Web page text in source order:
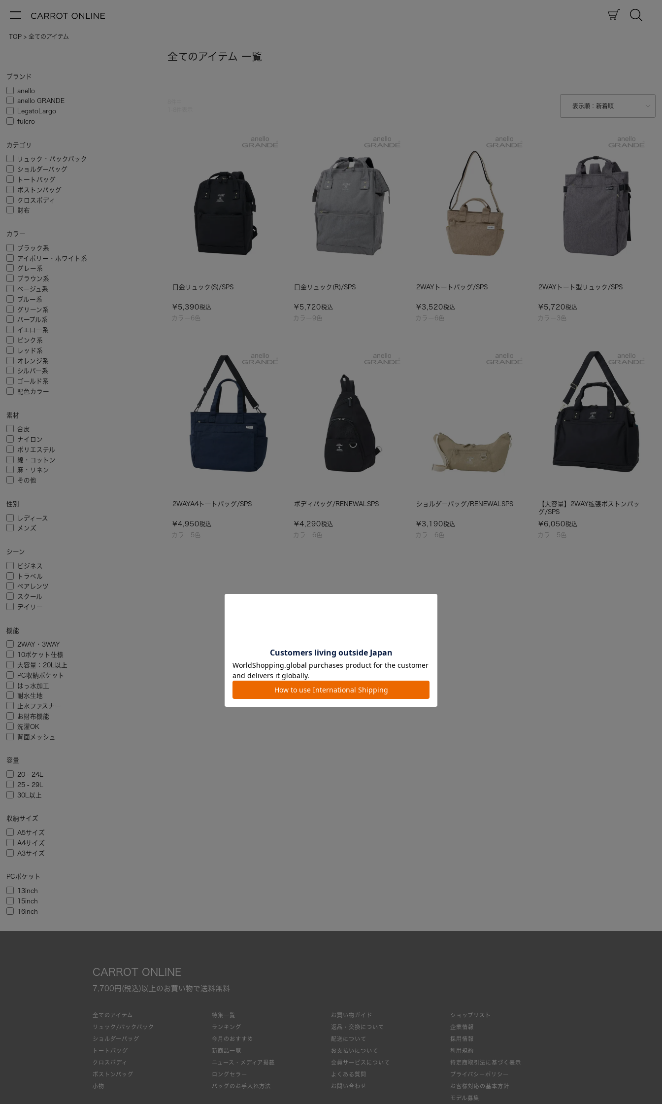
TOP 全てのアイテム
ブランド
anello
anello GRANDE
LegatoLargo
fulcro
カテゴリ
リュック・バックパック
ショルダーバッグ
トートバッグ
ボストンバッグ
クロスボディ
財布
カラー
ブラック系
アイボリー・ホワイト系
グレー系
ブラウン系
ベージュ系
ブルー系
グリーン系
パープル系
イエロー系
ピンク系
レッド系
オレンジ系
シルバー系
ゴールド系
配色カラー
素材
合皮
ナイロン
ポリエステル
綿・コットン
麻・リネン
その他
性別
レディース
メンズ
シーン
ビジネス
トラベル
ペアレンツ
スクール
デイリー
機能
2WAY・3WAY
10ポケット仕様
大容量：20L以上
PC収納ポケット
はっ水加工
耐水生地
止水ファスナー
お財布機能
洗濯OK
背面メッシュ
容量
20 - 24L
25 - 29L
30L以上
収納サイズ
A5サイズ
A4サイズ
A3サイズ
PCポケット
13inch
15inch
16inch
全てのアイテム 一覧
カラー6色
口金リュック(S)/SPS
¥ 5,390税込
カラー9色
口金リュック(R)/SPS
¥ 5,720税込
カラー6色
2WAYトートバッグ/SPS
¥ 3,520税込
カラー3色
2WAYトート型リュック/SPS
¥ 5,720税込
カラー5色
2WAYA4トートバッグ/SPS
¥4,950税込
カラー6色
ボディバッグ/RENEWALSPS
¥4,290税込
カラー6色
ショルダーバッグ/RENEWALSPS
¥ 3,190税込
カラー5色
【大容量】2WAY拡張ボストンバッ
グ/SPS
¥ 6,050税込
絞り込み
CARROT ONLINE
7,700円(税込)以上のお買い物で送料無料
全てのアイテム
リュック/バックパック
ショルダーバッグ
トートバッグ
クロスボディ
ボストンバッグ
小物
特集一覧
ランキング
今月のおすすめ
新商品一覧
ニュース・メディア掲載
ロングセラー
バッグのお手入れ方法
お買い物ガイド
返品・交換について
配送について
お支払いについて
会員サービスについて
よくある質問
お問い合わせ
ショップリスト
企業情報
採用情報
利用規約
特定商取引法に基づく表示
プライバシーポリシー
お客様対応の基本方針
モデル募集